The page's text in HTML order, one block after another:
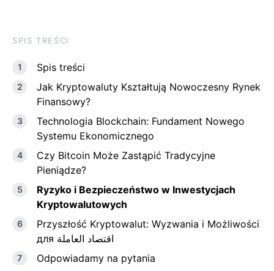
SPIS TREŚCI
Spis treści
Jak Kryptowaluty Kształtują Nowoczesny Rynek
Finansowy?
Technologia Blockchain: Fundament Nowego
Systemu Ekonomicznego
Czy Bitcoin Może Zastąpić Tradycyjne
Pieniądze?
Ryzyko i Bezpieczeństwo‍ w Inwestycjach
Kryptowalutowych
Przyszłość Kryptowalut: Wyzwania i Możliwości
для ⁤اقتصاد العاملة
Odpowiadamy na pytania